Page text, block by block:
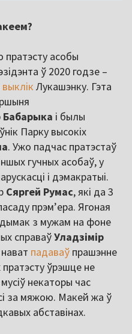
пратэсту асобы
ў 2020 годзе –
выклік Лукашэнку. Гэта
Бабарыка і былы
Парку высокіх
. Ужо падчас пратэстаў
гучных асобаў, у
і дэмакратыі.
Сяргей Румас, які да 3
прэм’ера. Ягоная
з мужам на фоне
справаўУладзімір
падаваў прашэнне
пратэсту ўрэшце не
некаторы час
за мяжою. Макей жа ў
абставінах.